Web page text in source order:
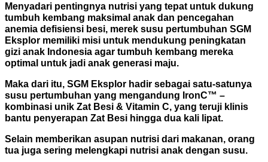
Menyadari pentingnya nutrisi yang tepat untuk dukung
tumbuh kembang maksimal anak dan pencegahan
anemia defisiensi besi, merek susu pertumbuhan SGM
Eksplor memiliki misi untuk mendukung peningkatan
gizi anak Indonesia agar tumbuh kembang mereka
optimal untuk jadi anak generasi maju.
Maka dari itu, SGM Eksplor hadir sebagai satu-satunya
susu pertumbuhan yang mengandung IronC™ –
kombinasi unik Zat Besi & Vitamin C, yang teruji klinis
bantu penyerapan Zat Besi hingga dua kali lipat.
Selain memberikan asupan nutrisi dari makanan, orang
tua juga sering melengkapi nutrisi anak dengan susu.